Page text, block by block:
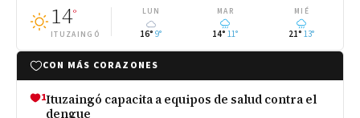
14°
ITUZAINGÓ
LUN
16° 9°
MAR
14° 11°
MIÉ
21° 13°
CON MÁS CORAZONES
1Ituzaingó capacita a equipos de salud contra el
dengue